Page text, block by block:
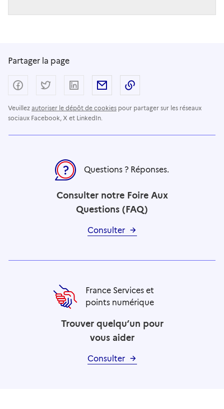
Partager la page
Veuillez autoriser le dépôt de cookies pour partager sur les réseaux
sociaux Facebook, X et LinkedIn.
Partager sur Facebook
Partager sur Twitter
Partager sur LinkedIn
Partager par email
Questions ? Réponses.
Consulter notre Foire Aux
Questions (FAQ)
Consulter
France Services et
points numérique
Trouver quelqu’un pour
vous aider
Consulter